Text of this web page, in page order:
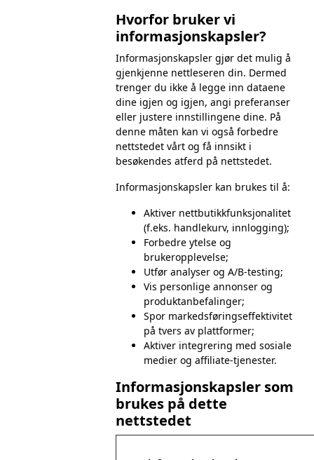
Hvorfor bruker vi
informasjonskapsler?
Informasjonskapsler gjør det mulig å
gjenkjenne nettleseren din. Dermed
trenger du ikke å legge inn dataene
dine igjen og igjen, angi preferanser
eller justere innstillingene dine. På
denne måten kan vi også forbedre
nettstedet vårt og få innsikt i
besøkendes atferd på nettstedet.
Informasjonskapsler kan brukes til å:
Aktiver nettbutikkfunksjonalitet
(f.eks. handlekurv, innlogging);
Forbedre ytelse og
brukeropplevelse;
Utfør analyser og A/B-testing;
Vis personlige annonser og
produktanbefalinger;
Spor markedsføringseffektivitet
på tvers av plattformer;
Aktiver integrering med sosiale
medier og affiliate-tjenester.
Informasjonskapsler som
brukes på dette
nettstedet